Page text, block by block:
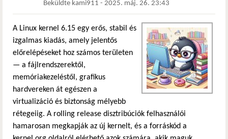
Beküldte kami911 - 2025. máj. 26. 23:43
A Linux kernel 6.15 egy erős, stabil és
izgalmas kiadás, amely jelentős
előrelépéseket hoz számos területen
— a fájlrendszerektől,
memóriakezeléstől, grafikus
hardvereken át egészen a
virtualizáció és biztonság mélyebb
rétegeiig. A rolling release disztribúciók felhasználói
hamarosan megkapják az új kernelt, és a forráskód a